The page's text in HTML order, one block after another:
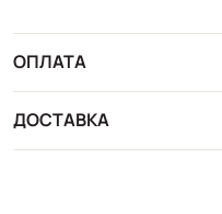
ОПЛАТА
ДОСТАВКА